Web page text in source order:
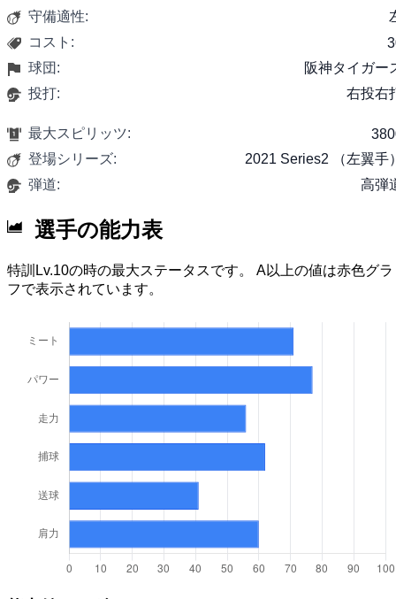
守備適性:
コスト:
球団:
阪神タイガー
投打:
右投右
最大スピリッツ:
登場シリーズ:
2021 Series2 （左翼手
弾道:
高弾
選手の能力表
特訓Lv.10の時の最大ステータスです。 A以上の値は赤色グラ
フで表示されています。